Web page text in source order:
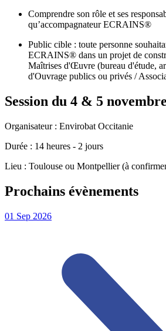
Comprendre son rôle et ses
qu’accompagnateur ECRAINS®
Public cible : toute personne
ECRAINS® dans un projet de
Maîtrises d'Œuvre (bureau d'étude,
d'Ouvrage publics ou privés /
Session du 4 & 5
Organisateur : Envirobat Occitanie
Durée : 14 heures - 2 jours
Lieu : Toulouse ou Montpellier (à
Prochains évènements
01 Sep 2026